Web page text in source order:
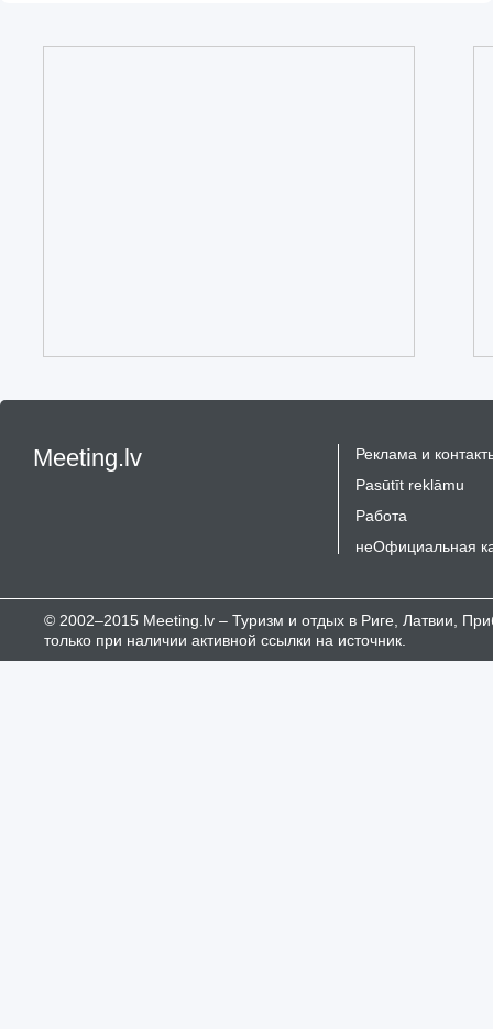
Meeting.lv
Реклама и
Pasūtīt reklāmu
Работа
неОфициальная
© 2002–2015 Meeting.lv – Туризм и отдых в Риге, Латвии,
только при наличии активной ссылки на источник.